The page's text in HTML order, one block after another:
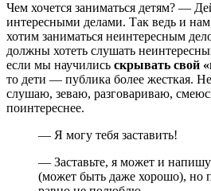
Чем хочется заниматься детям? —
интересными делами. Так ведь и
хотим заниматься неинтересным
должны хотеть слушать
если мы научились скрывать свой
то дети — публика более жесткая.
слушаю, зеваю, разговариваю,
поинтереснее.
— Я могу тебя заставить!
— Заставьте, я может и
(может быть даже хорошо), но